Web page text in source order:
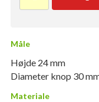
Måle
Højde 24 mm
Diameter knop 30
Materiale